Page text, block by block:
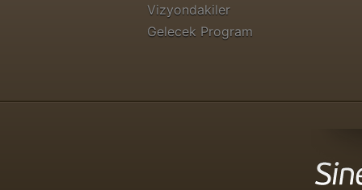
Vizyondakiler
Gelecek Program